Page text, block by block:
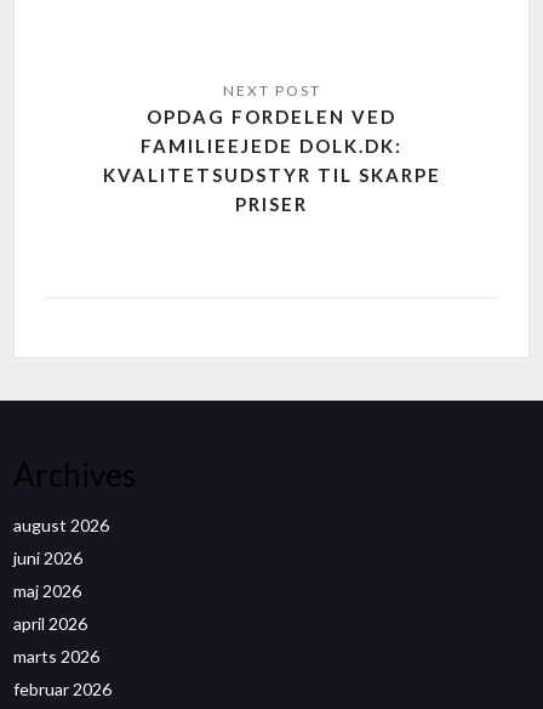
OPDAG FORDELEN VED
FAMILIEEJEDE DOLK.DK:
KVALITETSUDSTYR TIL SKARPE
PRISER
Archives
august 2026
juni 2026
maj 2026
april 2026
marts 2026
februar 2026